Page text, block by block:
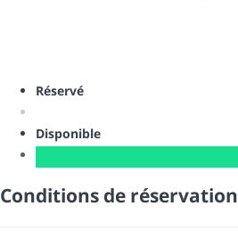
Réservé
Disponible
Conditions de réservation